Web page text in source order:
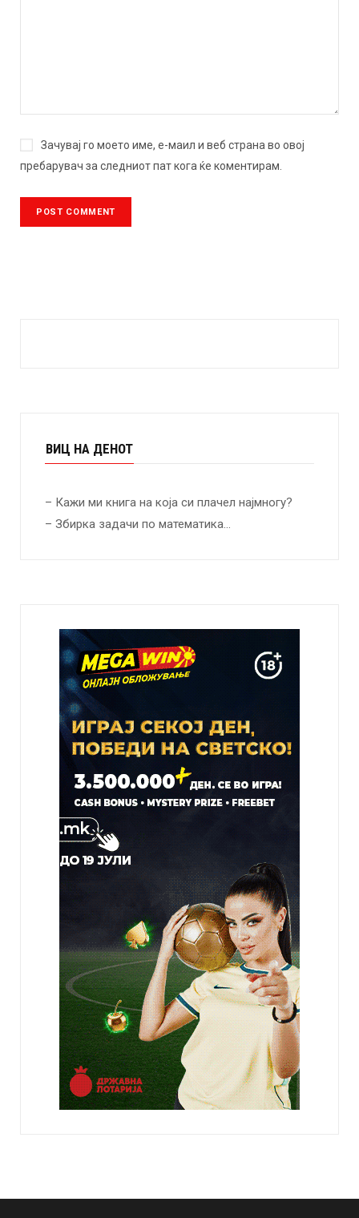
Зачувај го моето име, е-маил и веб страна во овој
пребарувач за следниот пат кога ќе коментирам.
ВИЦ НА ДЕНОТ
– Кажи ми книга на која си плачел најмногу?
– Збирка задачи по математика…